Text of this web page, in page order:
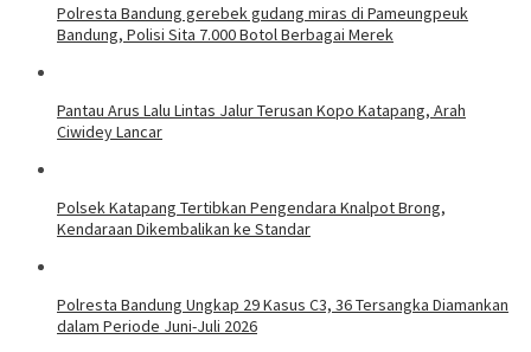
Polresta Bandung gerebek gudang miras di Pameungpeuk
Bandung, Polisi Sita 7.000 Botol Berbagai Merek
Pantau Arus Lalu Lintas Jalur Terusan Kopo Katapang, Arah
Ciwidey Lancar
Polsek Katapang Tertibkan Pengendara Knalpot Brong,
Kendaraan Dikembalikan ke Standar
Polresta Bandung Ungkap 29 Kasus C3, 36 Tersangka Diamankan
dalam Periode Juni-Juli 2026